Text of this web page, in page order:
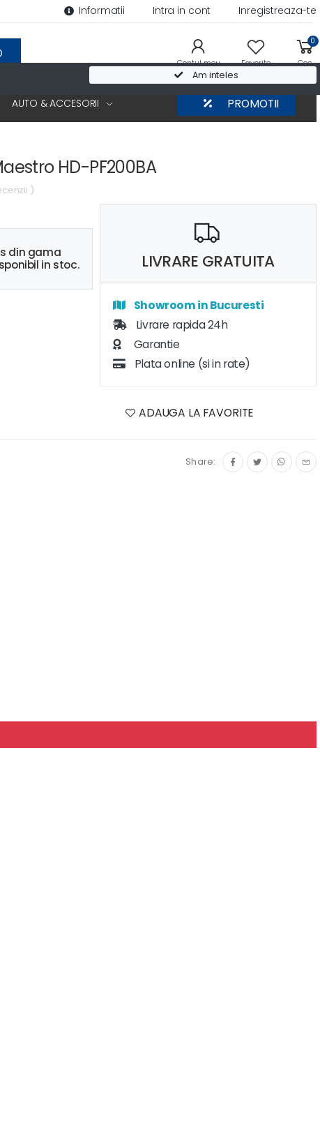
Am inteles
Informatii Intra in cont Inregistreaza-te
Contul meu Favorite
0
Cos
AUTO & ACCESORII PROMOTII
HD-PF200BA
)
din gama
in stoc.
LIVRARE GRATUITA
Showroom in Bucuresti
Livrare rapida 24h
Garantie
Plata online (si in rate)
ADAUGA LA FAVORITE
Share: